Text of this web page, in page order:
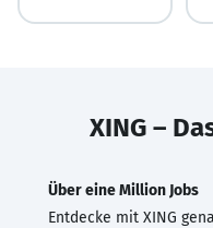
XING –
Über eine Million Jobs
Entdecke mit XING